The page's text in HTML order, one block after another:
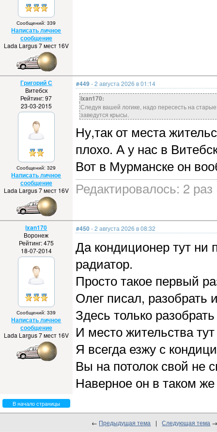
Сообщений: 339
Написать личное
сообщение
Lada Largus 7 мест 16V
Григорий С
Витебск
Рейтинг: 97
23-03-2015
Сообщений: 329
Написать личное
сообщение
Lada Largus 7 мест 16V
#449- 2 августа 2026 в 01:14
ixan170:
Следуя вашей логике, надо пересесть на
заведутся крысы.
Ну,так от места
плохо. А у нас в
Вот в Мурманске он
Редактировалось: 2
ixan170
Воронеж
Рейтинг: 475
18-07-2014
Сообщений: 339
Написать личное
сообщение
Lada Largus 7 мест 16V
#450- 2 августа 2026 в 08:32
Да кондиционер тут ни
радиатор.
Просто такое первый
Олег писал, разобрать
Здесь только
И место жительства
Я всегда езжу с
Вы на потолок свой не
Наверное он в таком
В начало страницы
← Предыдущая тема | Следующая тема